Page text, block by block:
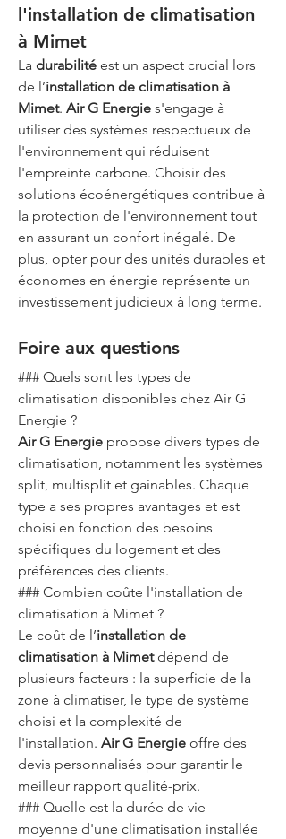
l'installation de climatisation
à Mimet
La durabilité est un aspect crucial lors
de l’installation de climatisation à
Mimet. Air G Energie s'engage à
utiliser des systèmes respectueux de
l'environnement qui réduisent
l'empreinte carbone. Choisir des
solutions écoénergétiques contribue à
la protection de l'environnement tout
en assurant un confort inégalé. De
plus, opter pour des unités durables et
économes en énergie représente un
investissement judicieux à long terme.
Foire aux questions
### Quels sont les types de
climatisation disponibles chez Air G
Energie ?
Air G Energie propose divers types de
climatisation, notamment les systèmes
split, multisplit et gainables. Chaque
type a ses propres avantages et est
choisi en fonction des besoins
spécifiques du logement et des
préférences des clients.
### Combien coûte l'installation de
climatisation à Mimet ?
Le coût de l’installation de
climatisation à Mimet dépend de
plusieurs facteurs : la superficie de la
zone à climatiser, le type de système
choisi et la complexité de
l'installation. Air G Energie offre des
devis personnalisés pour garantir le
meilleur rapport qualité-prix.
### Quelle est la durée de vie
moyenne d'une climatisation installée